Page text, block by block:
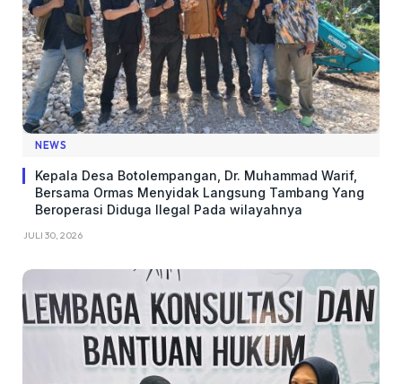
NEWS
Kepala Desa Botolempangan, Dr. Muhammad Warif,
Bersama Ormas Menyidak Langsung Tambang Yang
Beroperasi Diduga Ilegal Pada wilayahnya
JULI 30, 2026